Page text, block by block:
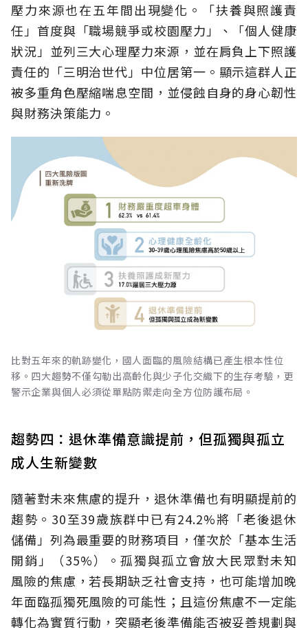
壓力來源也在五年間出現變化。「扶養與照護責
任」首度與「職場競爭或校園壓力」、「個人健康
狀況」並列三大心理壓力來源，並在肩負上下照護
責任的「三明治世代」中位居第一。顯示這群人正
被多重角色壓縮喘息空間，並侵蝕自身的身心韌性
與財務決策能力。
比對五年來的軌跡變化，國人面臨的風險結構已產生根本性位
移。四大趨勢不僅勾勒出高齡化與少子化交織下的生存考驗，更
警示企業與個人必須從單點防禦走向全方位防護布局。
趨勢四：退休準備意識提前，但孤獨與孤立
成人生新變數
隨著對未來焦慮的提升，退休準備也有明顯提前的
趨勢。30至39歲族群中已有24.2%將「老後退休
儲備」列為最重要的財務項目，僅次於「基本生活
開銷」（35%）。孤獨與孤立會放大民眾對未知
風險的焦慮，若長期缺乏社會支持，也可能增加晚
年面臨孤獨死風險的可能性；且這份焦慮不一定能
轉化為實質行動，突顯老後準備能否被妥善規劃與